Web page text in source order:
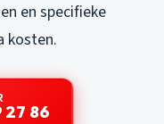
en specifieke
kosten.
27 86